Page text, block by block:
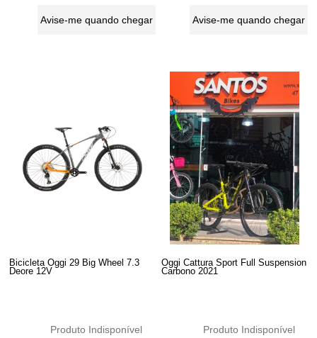
Avise-me quando chegar Avise-me quando chegar
Bicicleta Oggi 29 Big Wheel 7.3
Deore 12V
Produto Indisponível
Oggi Cattura Sport Full Suspension
Carbono 2021
Produto Indisponível